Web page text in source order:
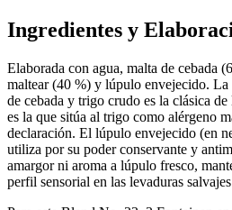
Ingredientes y
Elaborada con agua, malta de cebada
maltear (40 %) y lúpulo envejecido.
de cebada y trigo crudo es la clásica
es la que sitúa al trigo como alérgeno
declaración. El lúpulo envejecido (en
utiliza por su poder conservante y
amargor ni aroma a lúpulo fresco,
perfil sensorial en las levaduras